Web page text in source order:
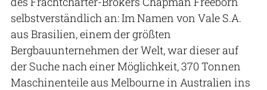
selbstverständlich an: Im Namen von Vale S.A.
aus Brasilien, einem der größten
Bergbauunternehmen der Welt, war dieser auf
der Suche nach einer Möglichkeit, 370 Tonnen
Maschinenteile aus Melbourne in Australien ins